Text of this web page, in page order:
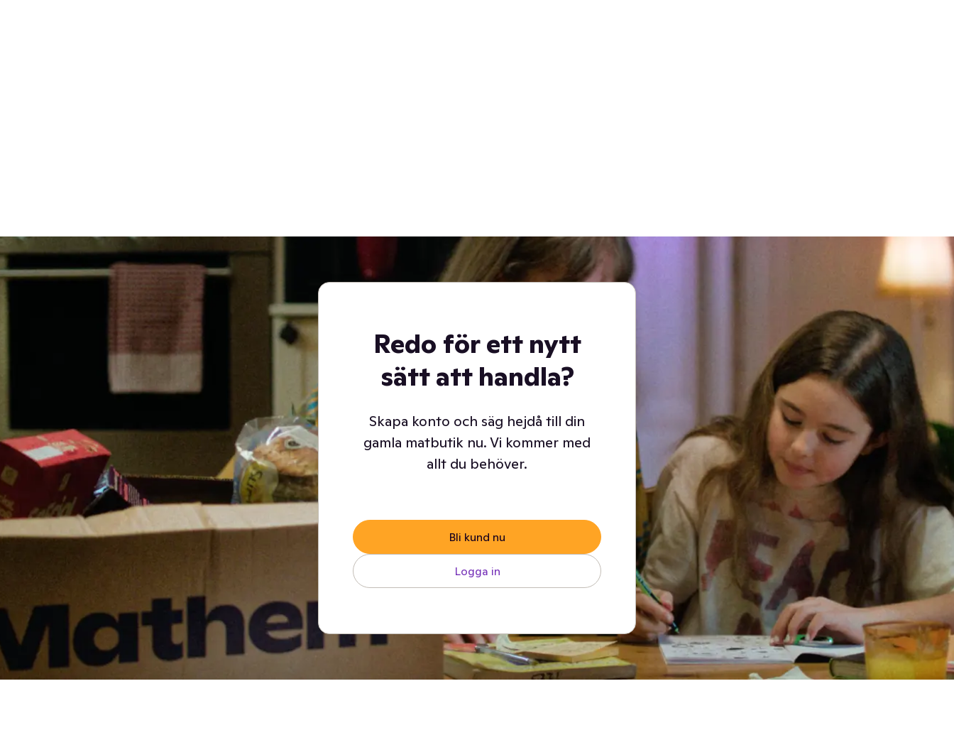
Redo för ett nytt
sätt att handla?
Skapa konto och säg hejdå till din
gamla matbutik nu. Vi kommer med
allt du behöver.
Bli kund nu
Logga in